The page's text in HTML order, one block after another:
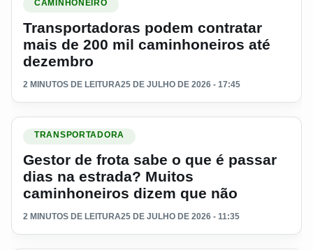
CAMINHONEIRO
Transportadoras podem contratar
mais de 200 mil caminhoneiros até
dezembro
2 MINUTOS DE LEITURA25 DE JULHO DE 2026 - 17:45
Ler materia: Gestor de frota sabe o que é passar dias na
TRANSPORTADORA
Gestor de frota sabe o que é passar
dias na estrada? Muitos
caminhoneiros dizem que não
2 MINUTOS DE LEITURA25 DE JULHO DE 2026 - 11:35